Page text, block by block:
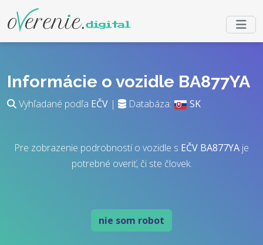
Informácie o vozidle BA877YA
Vyhľadané podľa EČV | Databáza: SK
Pre zobrazenie podrobností o vozidle s EČV BA877YA je
potrebné overiť, či ste človek.
nie som robot